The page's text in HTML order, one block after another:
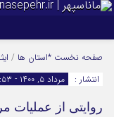
اینستاگرام
سروش
آپارات
نام کاربری یا نشانی ایمیل
رمز عبور
صفحه نخست *استان ها /
انتشار :
مرداد ۵, ۱۴۰۰ - ۲۲:۵۳
روایتی از عملیات